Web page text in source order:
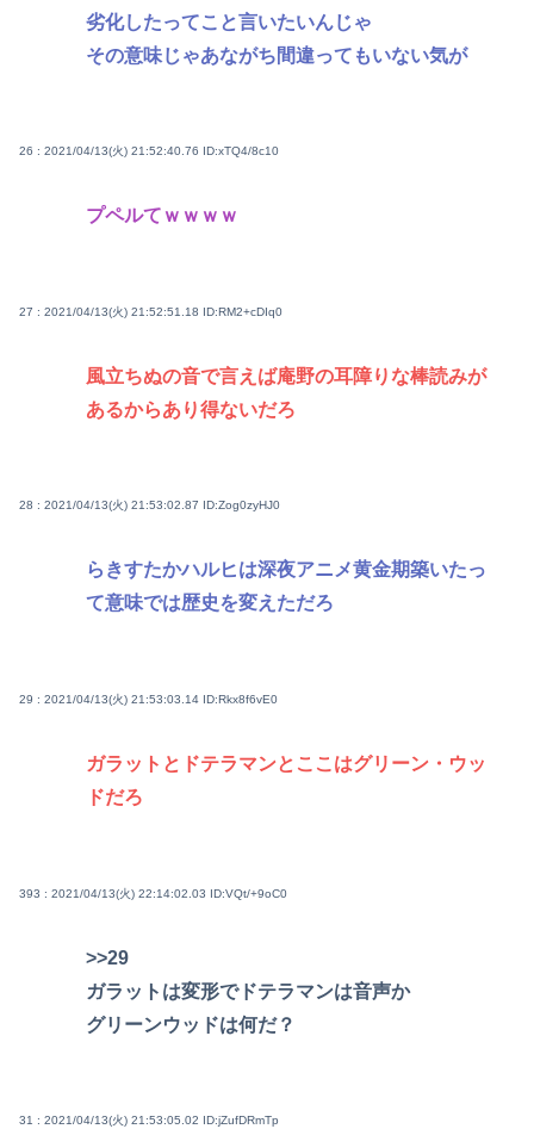
劣化したってこと言いたいんじゃ
その意味じゃあながち間違ってもいない気が
26 : 2021/04/13(火) 21:52:40.76 ID:xTQ4/8c10
プペルてｗｗｗｗ
27 : 2021/04/13(火) 21:52:51.18 ID:RM2+cDIq0
風立ちぬの音で言えば庵野の耳障りな棒読みが
あるからあり得ないだろ
28 : 2021/04/13(火) 21:53:02.87 ID:Zog0zyHJ0
らきすたかハルヒは深夜アニメ黄金期築いたっ
て意味では歴史を変えただろ
29 : 2021/04/13(火) 21:53:03.14 ID:Rkx8f6vE0
ガラットとドテラマンとここはグリーン・ウッ
ドだろ
393 : 2021/04/13(火) 22:14:02.03 ID:VQt/+9oC0
>>29
ガラットは変形でドテラマンは音声か
グリーンウッドは何だ？
31 : 2021/04/13(火) 21:53:05.02 ID:jZufDRmTp